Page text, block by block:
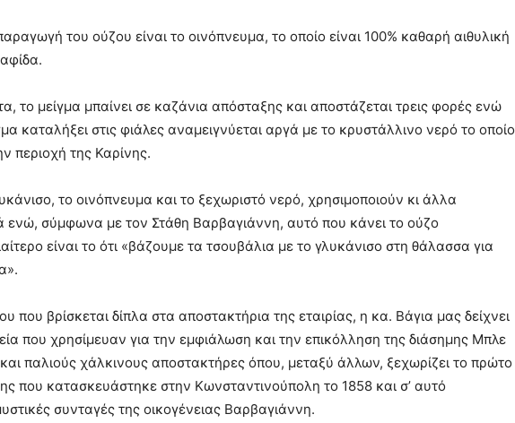
του ούζου είναι το οινόπνευμα, το οποίο είναι 100% καθαρή αιθυλική
το μείγμα μπαίνει σε καζάνια απόσταξης και αποστάζεται τρεις φορές ενώ
καταλήξει στις φιάλες αναμειγνύεται αργά με το κρυστάλλινο νερό το οποίο
περιοχή της Καρίνης.
το οινόπνευμα και το ξεχωριστό νερό, χρησιμοποιούν κι άλλα
ενώ, σύμφωνα με τον Στάθη Βαρβαγιάννη, αυτό που κάνει το ούζο
είναι το ότι «βάζουμε τα τσουβάλια με το γλυκάνισο στη θάλασσα για
που βρίσκεται δίπλα στα αποστακτήρια της εταιρίας, η κα. Βάγια μας δείχνει
που χρησίμευαν για την εμφιάλωση και την επικόλληση της διάσημης Μπλε
παλιούς χάλκινους αποστακτήρες όπου, μεταξύ άλλων, ξεχωρίζει το πρώτο
που κατασκευάστηκε στην Κωνσταντινούπολη το 1858 και σ’ αυτό
συνταγές της οικογένειας Βαρβαγιάννη.